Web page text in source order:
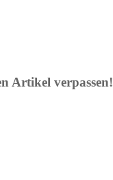
Artikel verpassen!